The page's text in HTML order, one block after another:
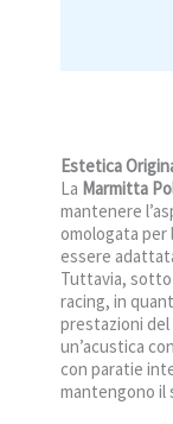
Estetica
La Marmitta
mantenere
omologata per
essere
Tuttavia, sotto
racing, in
prestazioni
un’acustica
con paratie
mantengono il